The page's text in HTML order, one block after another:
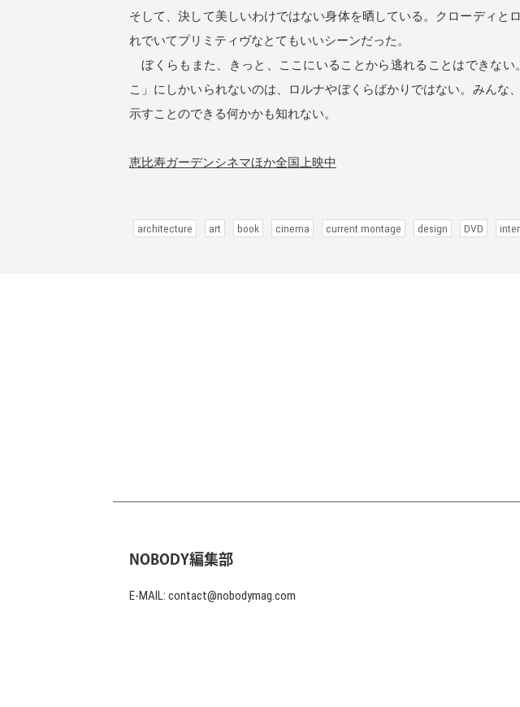
そして、決して美しいわけではない身体を晒している。クローディ
れでいてプリミティヴなとてもいいシーンだった。
ぼくらもまた、きっと、ここにいることから逃れることはできな
こ」にしかいられないのは、ロルナやぼくらばかりではない。みん
示すことのできる何かかも知れない。
恵比寿ガーデンシネマほか全国上映中
architecture art book cinema current montage design DVD
NOBODY編集部
E-MAIL: contact@nobodymag.com